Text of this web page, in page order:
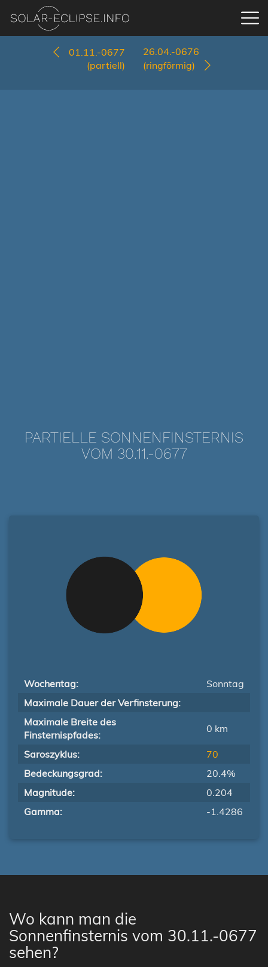
01.11.-0677
(partiell)
26.04.-0676
(ringförmig)
PARTIELLE SONNENFINSTERNIS
VOM 30.11.-0677
Wochentag:
Sonntag
Maximale Dauer der Verfinsterung:
Maximale Breite des
Finsternispfades:
0 km
Saroszyklus:
70
Bedeckungsgrad:
20.4%
Magnitude:
0.204
Gamma:
-1.4286
Wo kann man die
Sonnenfinsternis vom 30.11.-0677
sehen?